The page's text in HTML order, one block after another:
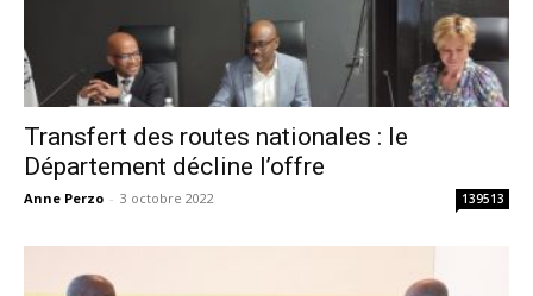
Transfert des routes nationales : le
Département décline l’offre
Anne Perzo - 3 octobre 2022 139513